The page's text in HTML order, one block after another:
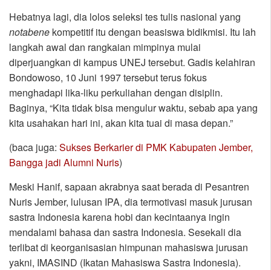
Hebatnya lagi, dia lolos seleksi tes tulis nasional yang
notabene kompetitif itu dengan beasiswa bidikmisi. Itu lah
langkah awal dan rangkaian mimpinya mulai
diperjuangkan di kampus UNEJ tersebut. Gadis kelahiran
Bondowoso, 10 Juni 1997 tersebut terus fokus
menghadapi lika-liku perkuliahan dengan disiplin.
Baginya, “Kita tidak bisa mengulur waktu, sebab apa yang
kita usahakan hari ini, akan kita tuai di masa depan.”
(baca juga: Sukses Berkarier di PMK Kabupaten Jember,
Bangga jadi Alumni Nuris)
Meski Hanif, sapaan akrabnya saat berada di Pesantren
Nuris Jember, lulusan IPA, dia termotivasi masuk jurusan
sastra Indonesia karena hobi dan kecintaanya ingin
mendalami bahasa dan sastra Indonesia. Sesekali dia
terlibat di keorganisasian himpunan mahasiswa jurusan
yakni, IMASIND (Ikatan Mahasiswa Sastra Indonesia).